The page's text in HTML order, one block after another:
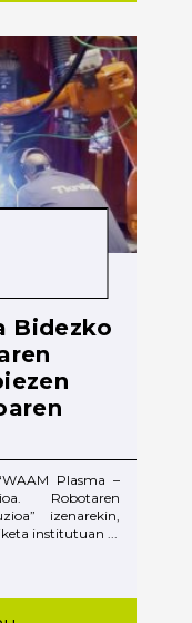
Bidezko
Plasma –
Robotaren
izenarekin,
institutuan ...